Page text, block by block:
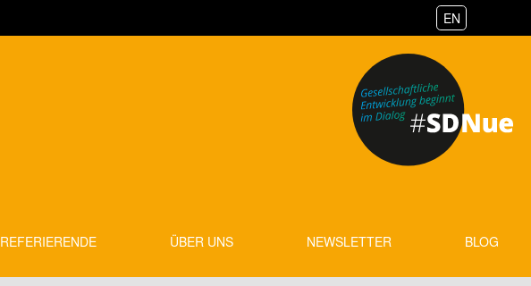
EN
REFERIERENDE ÜBER UNS NEWSLETTER BLOG